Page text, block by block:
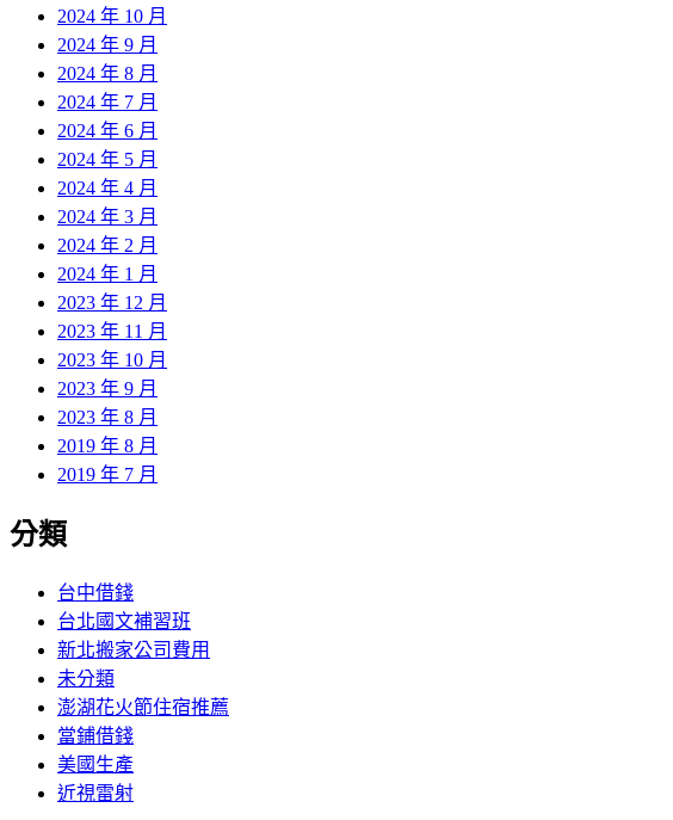
2024 年 10 月
2024 年 9 月
2024 年 8 月
2024 年 7 月
2024 年 6 月
2024 年 5 月
2024 年 4 月
2024 年 3 月
2024 年 2 月
2024 年 1 月
2023 年 12 月
2023 年 11 月
2023 年 10 月
2023 年 9 月
2023 年 8 月
2019 年 8 月
2019 年 7 月
分類
台中借錢
台北國文補習班
新北搬家公司費用
未分類
澎湖花火節住宿推薦
當鋪借錢
美國生產
近視雷射